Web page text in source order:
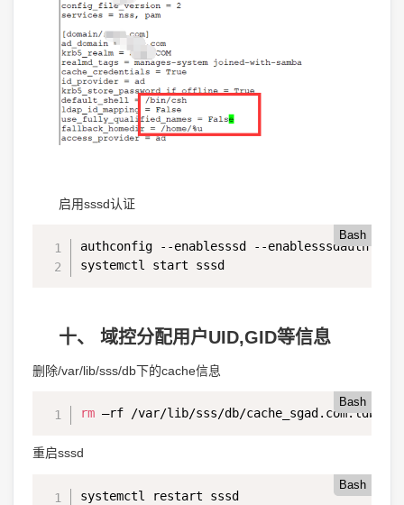
启用sssd认证
Bash
authconfig --enablesssd --enablesssdauth --
systemctl start sssd
十、 域控分配用户UID,GID等信息
删除/var/lib/sss/db下的cache信息
Bash
rm –rf /var/lib/sss/db/cache_sgad.com.ldb
重启sssd
Bash
systemctl restart sssd